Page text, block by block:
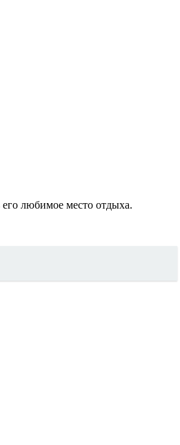
любимое место отдыха.